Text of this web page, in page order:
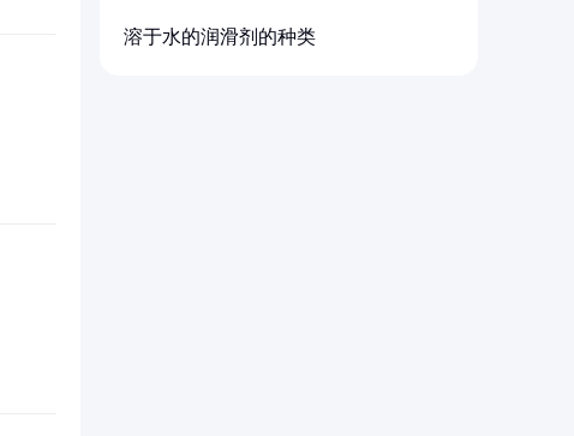
溶于水的润滑剂的种类